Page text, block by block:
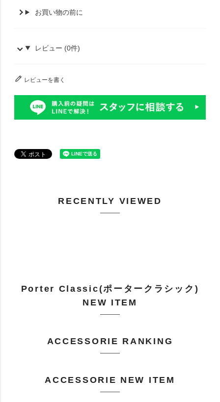
お買い物の前に
レビュー (0件)
レビューを書く
RECENTLY VIEWED
Porter Classic(ポータークラシック)
NEW ITEM
ACCESSORIE RANKING
ACCESSORIE NEW ITEM